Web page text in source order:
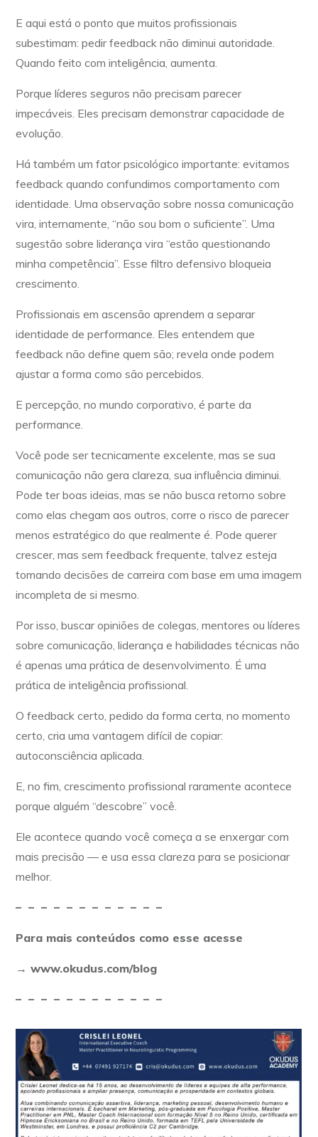
E aqui está o ponto que muitos profissionais
subestimam: pedir feedback não diminui autoridade.
Quando feito com inteligência, aumenta.
Porque líderes seguros não precisam parecer
impecáveis. Eles precisam demonstrar capacidade de
evolução.
Há também um fator psicológico importante: evitamos
feedback quando confundimos comportamento com
identidade. Uma observação sobre nossa comunicação
vira, internamente, “não sou bom o suficiente”. Uma
sugestão sobre liderança vira “estão questionando
minha competência”. Esse filtro defensivo bloqueia
crescimento.
Profissionais em ascensão aprendem a separar
identidade de performance. Eles entendem que
feedback não define quem são; revela onde podem
ajustar a forma como são percebidos.
E percepção, no mundo corporativo, é parte da
performance.
Você pode ser tecnicamente excelente, mas se sua
comunicação não gera clareza, sua influência diminui.
Pode ter boas ideias, mas se não busca retorno sobre
como elas chegam aos outros, corre o risco de parecer
menos estratégico do que realmente é. Pode querer
crescer, mas sem feedback frequente, talvez esteja
tomando decisões de carreira com base em uma imagem
incompleta de si mesmo.
Por isso, buscar opiniões de colegas, mentores ou líderes
sobre comunicação, liderança e habilidades técnicas não
é apenas uma prática de desenvolvimento. É uma
prática de inteligência profissional.
O feedback certo, pedido da forma certa, no momento
certo, cria uma vantagem difícil de copiar:
autoconsciência aplicada.
E, no fim, crescimento profissional raramente acontece
porque alguém “descobre” você.
Ele acontece quando você começa a se enxergar com
mais precisão — e usa essa clareza para se posicionar
melhor.
– – – – – – – – – – – –
Para mais conteúdos como esse acesse
→www.okudus.com/blog
– – – – – – – – – – – –